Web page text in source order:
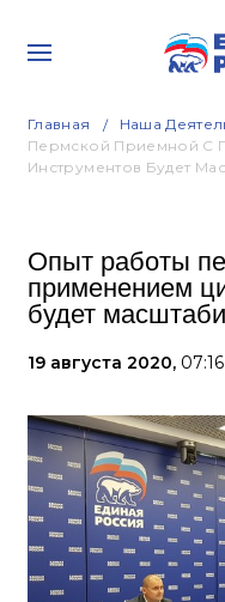
Главная Наша
Пермской Приемной С
Инструментов Будет
Опыт работы
применением
будет
19 августа 2020, 07:16